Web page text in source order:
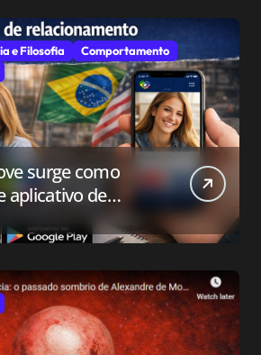
e Filosofia
Comportamento
surge como
aplicativo de
para o público